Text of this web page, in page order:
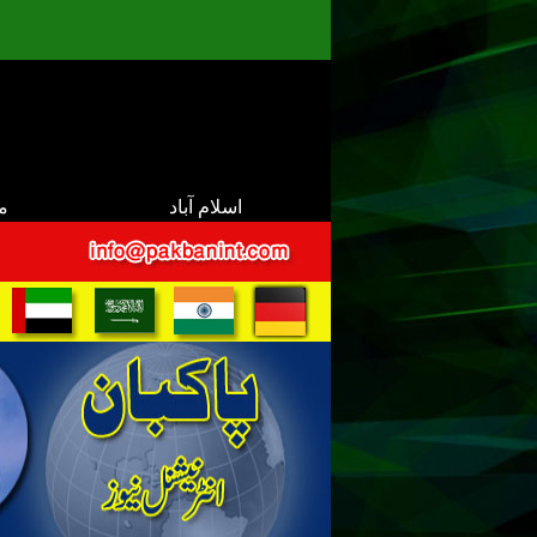
اسلام آباد